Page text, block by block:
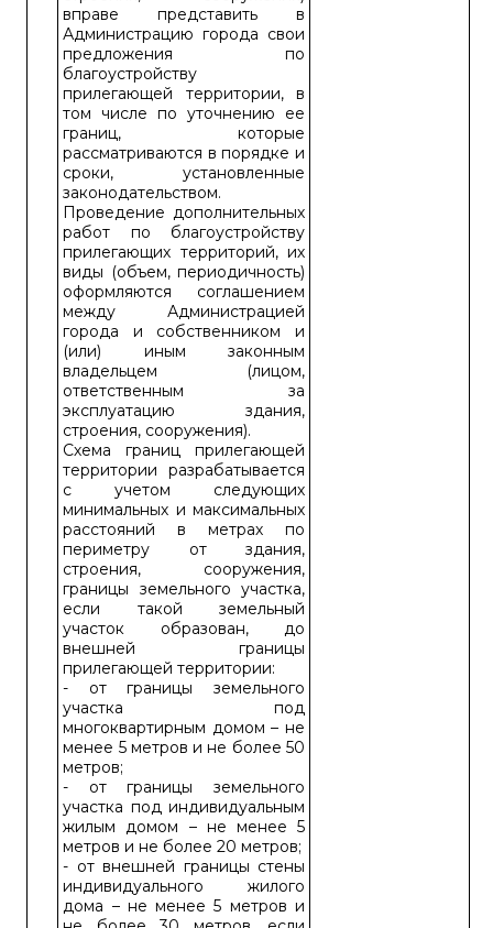
вправе представить в
Администрацию города свои
предложения по
благоустройству
прилегающей территории, в
том числе по уточнению ее
границ, которые
рассматриваются в порядке и
сроки, установленные
законодательством.
Проведение дополнительных
работ по благоустройству
прилегающих территорий, их
виды (объем, периодичность)
оформляются соглашением
между Администрацией
города и собственником и
(или) иным законным
владельцем (лицом,
ответственным за
эксплуатацию здания,
строения, сооружения).
Схема границ прилегающей
территории разрабатывается
с учетом следующих
минимальных и максимальных
расстояний в метрах по
периметру от здания,
строения, сооружения,
границы земельного участка,
если такой земельный
участок образован, до
внешней границы
прилегающей территории:
- от границы земельного
участка под
многоквартирным домом – не
менее 5 метров и не более 50
метров;
- от границы земельного
участка под индивидуальным
жилым домом – не менее 5
метров и не более 20 метров;
- от внешней границы стены
индивидуального жилого
дома – не менее 5 метров и